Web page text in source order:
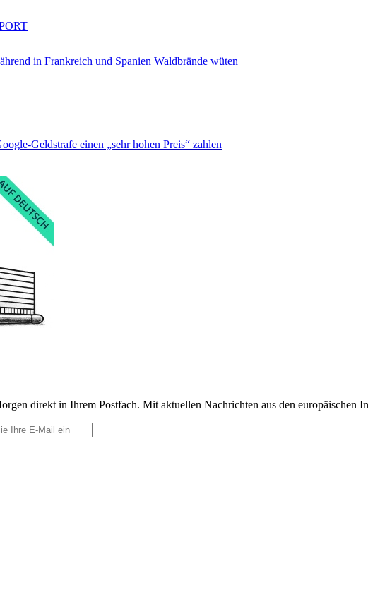
in Frankreich und Spanien Waldbrände wüten
Geldstrafe einen „sehr hohen Preis“ zahlen
direkt in Ihrem Postfach. Mit aktuellen Nachrichten aus den